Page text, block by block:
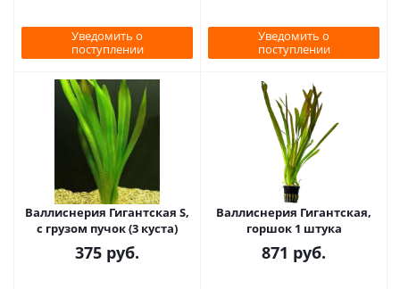
Уведомить о
поступлении
Уведомить о
поступлении
Валлиснерия Гигантская S,
с грузом пучок (3 куста)
375 руб.
Валлиснерия Гигантская,
горшок 1 штука
871 руб.